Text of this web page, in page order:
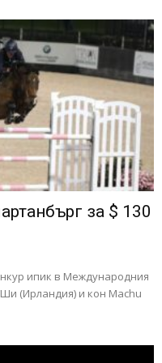
за $ 130
ипик в Международния
(Ирландия) и кон Machu